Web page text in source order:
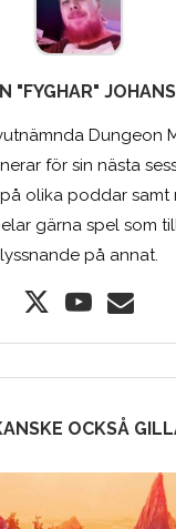
"FYGHAR"
Dungeon
för sin nästa
olika poddar samt
gärna spel som
lyssnande på annat.
OCKSÅ